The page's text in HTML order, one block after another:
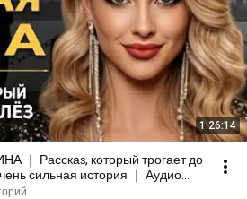
1:26:14
｜ Рассказ, который трогает до
сильная история ｜ Аудио